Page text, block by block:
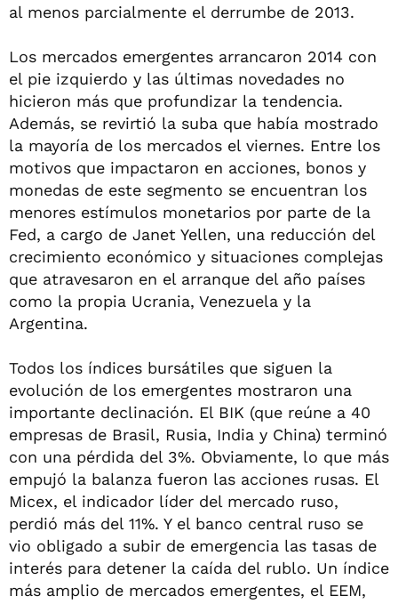
al menos parcialmente el derrumbe de 2013.
Los mercados emergentes arrancaron 2014 con
el pie izquierdo y las últimas novedades no
hicieron más que profundizar la tendencia.
Además, se revirtió la suba que había mostrado
la mayoría de los mercados el viernes. Entre los
motivos que impactaron en acciones, bonos y
monedas de este segmento se encuentran los
menores estímulos monetarios por parte de la
Fed, a cargo de Janet Yellen, una reducción del
crecimiento económico y situaciones complejas
que atravesaron en el arranque del año países
como la propia Ucrania, Venezuela y la
Argentina.
Todos los índices bursátiles que siguen la
evolución de los emergentes mostraron una
importante declinación. El BIK (que reúne a 40
empresas de Brasil, Rusia, India y China) terminó
con una pérdida del 3%. Obviamente, lo que más
empujó la balanza fueron las acciones rusas. El
Micex, el indicador líder del mercado ruso,
perdió más del 11%. Y el banco central ruso se
vio obligado a subir de emergencia las tasas de
interés para detener la caída del rublo. Un índice
más amplio de mercados emergentes, el EEM,